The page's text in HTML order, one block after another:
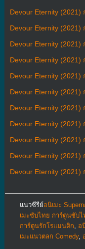
Devour Eternity
Devour Eternity
Devour Eternity
Devour Eternity
Devour Eternity
Devour Eternity
Devour Eternity
Devour Eternity
Devour Eternity
Devour Eternity
Devour Eternity
แนวซีรีย์อนิเมะ
เมะซับไทย การ์ตูนซับไ
การ์ตูนรักโรแมนติก
อ
เมะแนวตลก Comedy,